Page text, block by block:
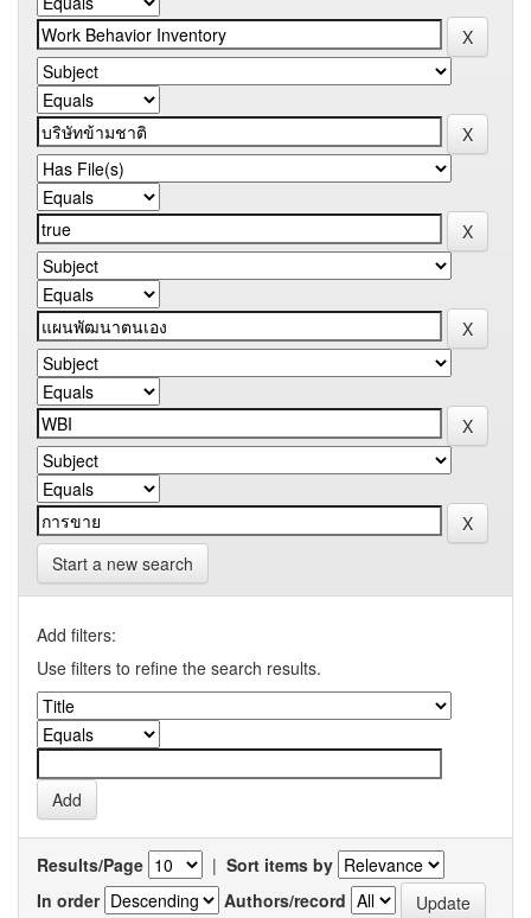
Start a new search
Add filters:
Use filters to refine the search results.
Results/Page | Sort items by
In order
Authors/record